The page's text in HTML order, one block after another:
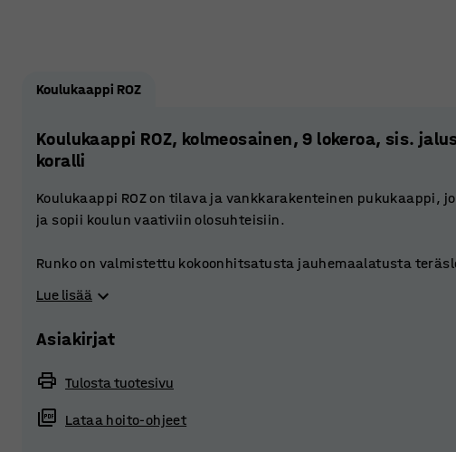
Koulukaappi ROZ
Koulukaappi ROZ, kolmeosainen, 9 lokeroa, sis.
koralli
Koulukaappi ROZ on tilava ja vankkarakenteinen pukukaappi,
ja sopii koulun vaativiin olosuhteisiin.
Runko on valmistettu kokoonhitsatusta jauhemaalatusta
Tuuletusaukot kaapin yläreunassa ja pohjassa varmistavat
Jokaisessa osastossa on hylly, joka jakaa sen pienempään ja
on tilaa koulurepulle, kypärälle, tietokoneelle tai muille
Tarjoa opiskelijoille turvallinen säilytys varustamalla kaapit
Lue lisää
Asiakirjat
Tulosta tuotesivu
Lataa hoito-ohjeet